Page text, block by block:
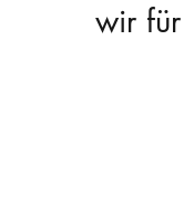
wir